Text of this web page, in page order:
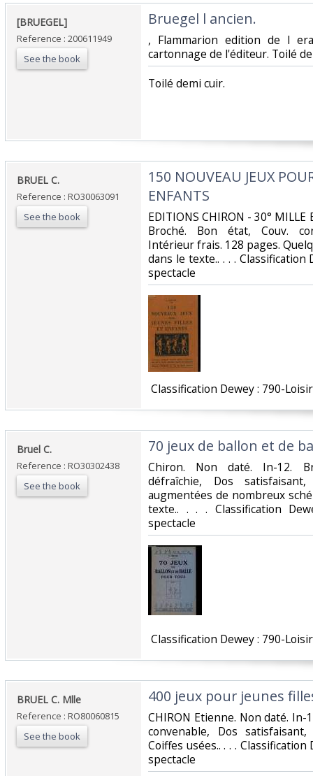
‎[BRUEGEL]‎
Reference : 200611949
See the book
‎Bruegel l ancien. ‎
‎, Flammarion edition de l
cartonnage de l'éditeur. Toilé
‎Toilé demi cuir.‎
‎BRUEL C.‎
Reference : RO30063091
See the book
‎150 NOUVEAU JEUX
ENFANTS‎
‎EDITIONS CHIRON - 30°
Broché. Bon état, Couv.
Intérieur frais. 128 pages.
dans le texte.. . . .
spectacle‎
Classification Dewey : 790-
‎Bruel C.‎
Reference : RO30302438
See the book
‎70 jeux de ballon et de
‎Chiron. Non daté. In-12.
défraîchie, Dos
augmentées de nombreux
texte.. . . . Classification
spectacle‎
Classification Dewey : 790-
‎BRUEL C. Mlle‎
Reference : RO80060815
See the book
‎400 jeux pour jeunes
‎CHIRON Etienne. Non daté. In-
convenable, Dos
Coiffes usées.. . . .
spectacle‎